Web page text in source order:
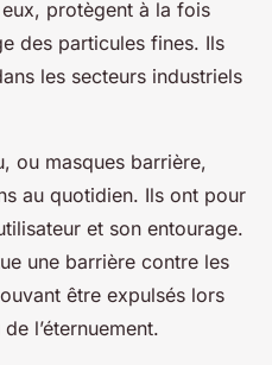
eux, protègent à la fois
des particules fines. Ils
les secteurs industriels
ou masques barrière,
au quotidien. Ils ont pour
et son entourage.
une barrière contre les
être expulsés lors
l’éternuement.